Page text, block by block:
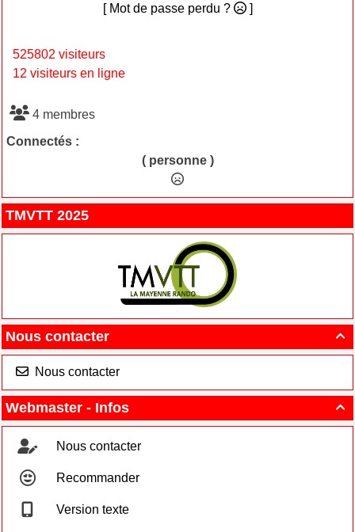
[ Mot de passe perdu ? ]
525802 visiteurs
12 visiteurs en ligne
4 membres
Connectés :
( personne )
TMVTT 2025

Nous contacter
Nous contacter

Webmaster - Infos
Nous contacter
Recommander
Version texte